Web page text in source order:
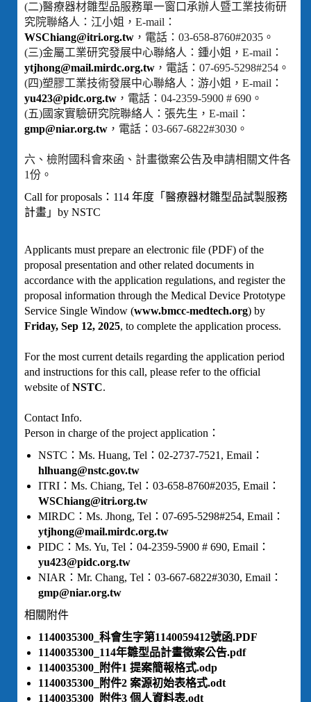
(二)醫療器材雛型品服務單一窗口承辦人暨工業技術研
究院聯絡人：江小姐，E-mail：
WSChiang@itri.org.tw ，電話：03-658-8760#2035。
(三)金屬工業研究發展中心聯絡人：鍾小姐，E-mail：
ytjhong@mail.mirdc.org.tw ，電話：07-695-5298#254。
(四)塑膠工業技術發展中心聯絡人：游小姐，E-mail：
yu423@pidc.org.tw ，電話：04-2359-5900 # 690。
(五)國家實驗研究院聯絡人：張先生，E-mail：
gmp@niar.org.tw ，電話：03-667-6822#3030。
六、檢附國科會來函、計畫徵案公告及申請相關文件各
1份。
Call for proposals：114 年度「醫療器材雛型品試製服務
計畫」by NSTC
Applicants must prepare an electronic file (PDF) of the
proposal presentation and other related documents in
accordance with the application regulations, and register the
proposal information through the Medical Device Prototype
Service Single Window (www.bmcc-medtech.org) by
Friday, Sep 12, 2025, to complete the application process.
For the most current details regarding the application period
and instructions for this call, please refer to the official
website ofNSTC.
Contact Info.
Person in charge of the project application：
NSTC：Ms. Huang, Tel：02-2737-7521, Email：
hlhuang@nstc.gov.tw
ITRI：Ms. Chiang, Tel：03-658-8760#2035, Email：
WSChiang@itri.org.tw
MIRDC：Ms. Jhong, Tel：07-695-5298#254, Email：
ytjhong@mail.mirdc.org.tw
PIDC：Ms. Yu, Tel：04-2359-5900 # 690, Email：
yu423@pidc.org.tw
NIAR：Mr. Chang, Tel：03-667-6822#3030, Email：
gmp@niar.org.tw
相關附件
1140035300_科會生字第1140059412號函.PDF
1140035300_114年雛型品計畫徵案公告.pdf
1140035300_附件1 提案簡報格式.odp
1140035300_附件2 案源初始表格式.odt
1140035300_附件3 個人資料表.odt